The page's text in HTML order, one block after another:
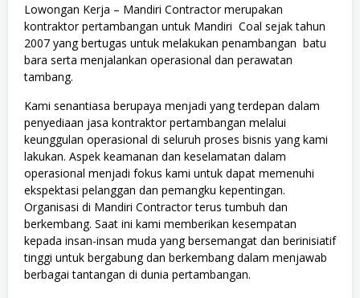
Lowongan Kerja – Mandiri Contractor merupakan
kontraktor pertambangan untuk Mandiri Coal sejak tahun
2007 yang bertugas untuk melakukan penambangan batu
bara serta menjalankan operasional dan perawatan
tambang.
Kami senantiasa berupaya menjadi yang terdepan dalam
penyediaan jasa kontraktor pertambangan melalui
keunggulan operasional di seluruh proses bisnis yang kami
lakukan. Aspek keamanan dan keselamatan dalam
operasional menjadi fokus kami untuk dapat memenuhi
ekspektasi pelanggan dan pemangku kepentingan.
Organisasi di Mandiri Contractor terus tumbuh dan
berkembang. Saat ini kami memberikan kesempatan
kepada insan-insan muda yang bersemangat dan berinisiatif
tinggi untuk bergabung dan berkembang dalam menjawab
berbagai tantangan di dunia pertambangan.